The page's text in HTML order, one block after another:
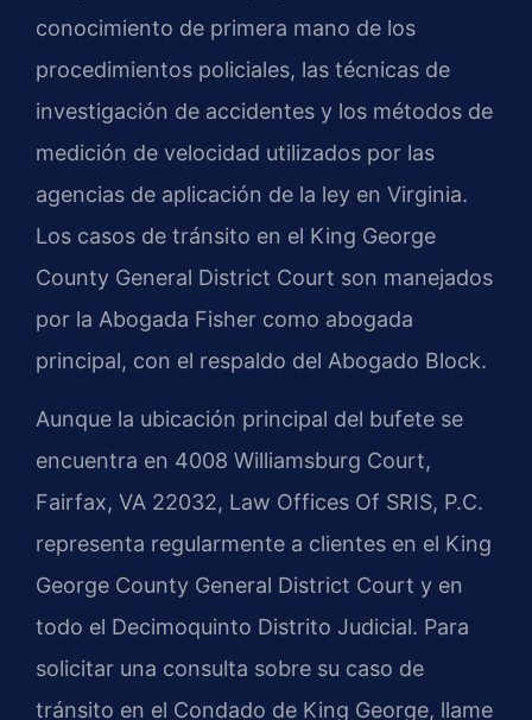
conocimiento de primera mano de los
procedimientos policiales, las técnicas de
investigación de accidentes y los métodos de
medición de velocidad utilizados por las
agencias de aplicación de la ley en Virginia.
Los casos de tránsito en el King George
County General District Court son manejados
por la Abogada Fisher como abogada
principal, con el respaldo del Abogado Block.
Aunque la ubicación principal del bufete se
encuentra en 4008 Williamsburg Court,
Fairfax, VA 22032, Law Offices Of SRIS, P.C.
representa regularmente a clientes en el King
George County General District Court y en
todo el Decimoquinto Distrito Judicial. Para
solicitar una consulta sobre su caso de
tránsito en el Condado de King George, llame